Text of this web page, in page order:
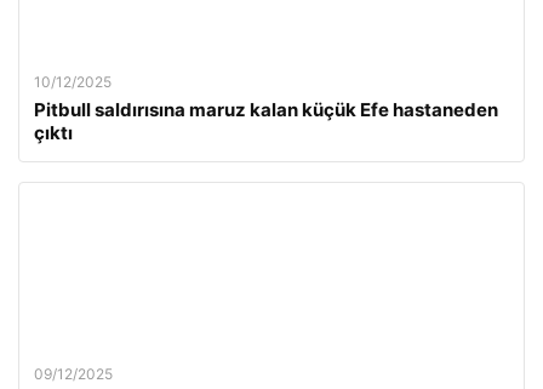
10/12/2025
Pitbull saldırısına maruz kalan küçük Efe hastaneden
çıktı
09/12/2025